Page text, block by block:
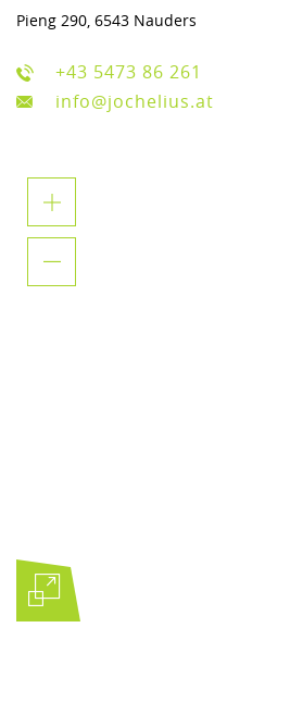
Pieng 290, 6543 Nauders
+43 5473 86 261
info@jochelius.at